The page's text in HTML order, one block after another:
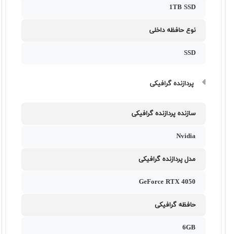
1TB SSD
نوع حافظه داخلی
SSD
پردازنده گرافیکی
سازنده پردازنده گرافیکی
Nvidia
مدل پردازنده گرافیکی
GeForce RTX 4050
حافظه گرافیکی
6GB